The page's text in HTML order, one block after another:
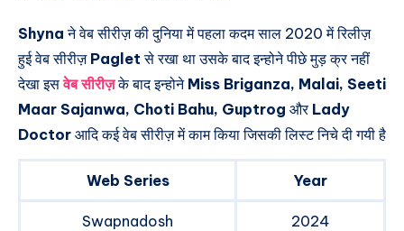
Shyna ने वेब सीरीज़ की दुनिया में पहला कदम साल 2020 में रिलीज़
हुई वेब सीरीज़ Paglet से रखा था उसके बाद इन्होने पीछे मुड़ क्र नहीं
देखा इसवेब सीरीज़के बाद इन्होने Miss Briganza, Malai, Seeti
Maar Sajanwa, Choti Bahu, Guptrog और Lady
Doctor आदि कई वेब सीरीज़ में काम किया जिसकी लिस्ट निचे दी गयी है
Web Series Year
Swapnadosh 2024